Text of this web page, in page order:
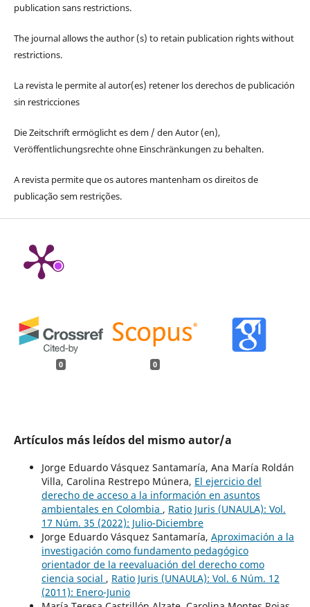
publication sans restrictions.
The journal allows the author (s) to retain publication rights without
restrictions.
La revista le permite al autor(es) retener los derechos de publicación
sin restricciones
Die Zeitschrift ermöglicht es dem / den Autor (en),
Veröffentlichungsrechte ohne Einschränkungen zu behalten.
A revista permite que os autores mantenham os direitos de
publicação sem restrições.
0 0
Artículos más leídos del mismo autor/a
Jorge Eduardo Vásquez Santamaría, Ana María Roldán
Villa, Carolina Restrepo Múnera, El ejercicio del
derecho de acceso a la información en asuntos
ambientales en Colombia , Ratio Juris (UNAULA): Vol.
17 Núm. 35 (2022): Julio-Diciembre
Jorge Eduardo Vásquez Santamaría, Aproximación a la
investigación como fundamento pedagógico
orientador de la reevaluación del derecho como
ciencia social , Ratio Juris (UNAULA): Vol. 6 Núm. 12
(2011): Enero-Junio